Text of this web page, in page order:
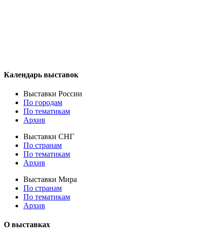
Календарь выставок
Выставки России
По городам
По тематикам
Архив
Выставки СНГ
По странам
По тематикам
Архив
Выставки Мира
По странам
По тематикам
Архив
О выставках